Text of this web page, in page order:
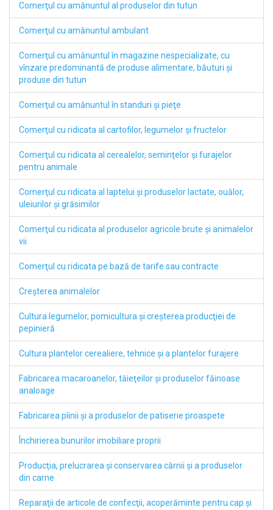
Comerţul cu amănuntul al produselor din tutun
Comerţul cu amănuntul ambulant
Comerţul cu amănuntul în magazine nespecializate, cu
vînzare predominantă de produse alimentare, băuturi şi
produse din tutun
Comerţul cu amănuntul în standuri şi pieţe
Comerţul cu ridicata al cartofilor, legumelor şi fructelor
Comerţul cu ridicata al cerealelor, seminţelor şi furajelor
pentru animale
Comerţul cu ridicata al laptelui şi produselor lactate, ouălor,
uleiurilor şi grăsimilor
Comerţul cu ridicata al produselor agricole brute şi animalelor
vii
Comerţul cu ridicata pe bază de tarife sau contracte
Creşterea animalelor
Cultura legumelor, pomicultura şi creşterea producţiei de
pepinieră
Cultura plantelor cerealiere, tehnice şi a plantelor furajere
Fabricarea macaroanelor, tăieţeilor şi produselor făinoase
analoage
Fabricarea pîinii şi a produselor de patiserie proaspete
Închirierea bunurilor imobiliare proprii
Producţia, prelucrarea şi conservarea cărnii şi a produselor
din carne
Reparaţii de articole de confecţii, acoperăminte pentru cap şi